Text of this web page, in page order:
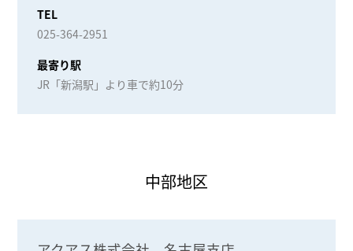
TEL
025-364-2951
最寄り駅
JR「新潟駅」より車で約10分
中部地区